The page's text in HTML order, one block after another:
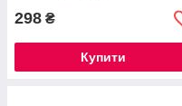
298 ₴
Купити